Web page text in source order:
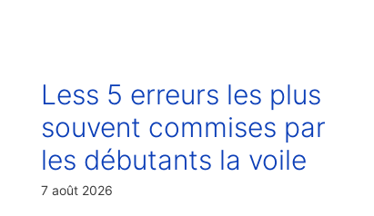
Less 5 erreurs les plus
souvent commises par
les débutants la voile
7 août 2026